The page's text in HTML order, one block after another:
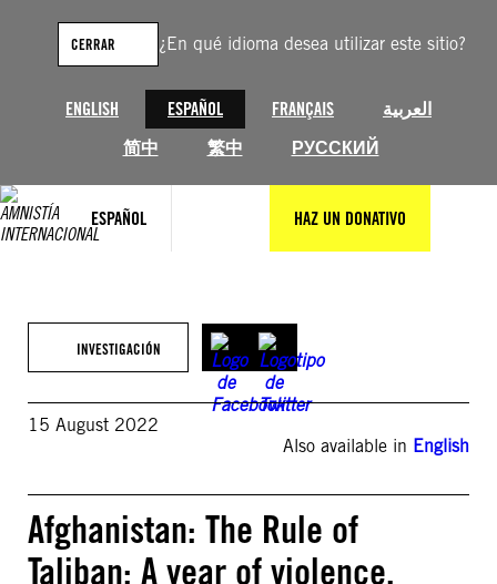
¿En qué idioma desea utilizar este sitio?
ENGLISH ESPAÑOL FRANÇAIS
العربية
简中
繁中 РУССКИЙ
CERRAR
ESPAÑOL HAZ UN DONATIVO
contenido
INVESTIGACIÓN
15 August 2022
Also available in English
Afghanistan: The Rule of
Taliban: A year of violence,